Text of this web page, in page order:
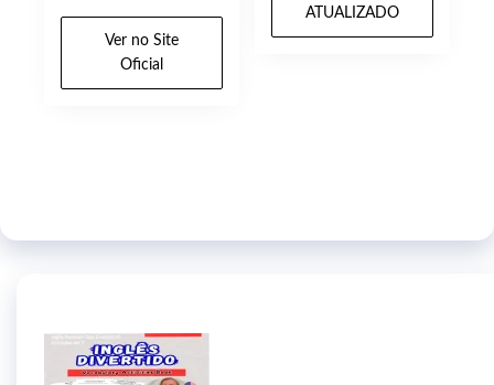
Ver no Site
Oficial
ATUALIZADO